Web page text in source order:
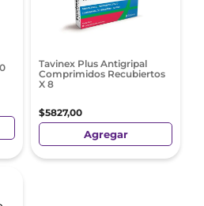
Tavinex Plus Antigripal
Comprimidos Recubiertos
X 8
$5827,00
Agregar